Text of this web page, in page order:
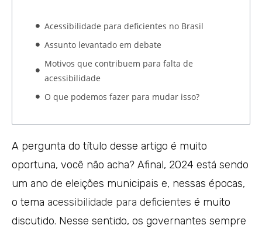
Acessibilidade para deficientes no Brasil
Assunto levantado em debate
Motivos que contribuem para falta de
acessibilidade
O que podemos fazer para mudar isso?
A pergunta do título desse artigo é muito
oportuna, você não acha? Afinal, 2024 está sendo
um ano de eleições municipais e, nessas épocas,
o tema acessibilidade para deficientes é muito
discutido. Nesse sentido, os governantes sempre